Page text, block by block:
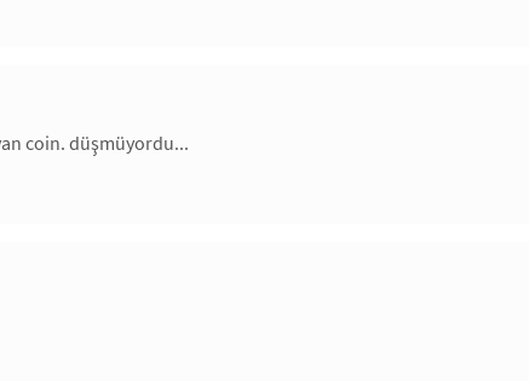
coin. düşmüyordu...